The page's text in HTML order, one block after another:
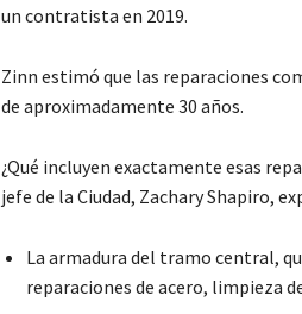
un contratista en 2019.
Zinn estimó que las reparaciones
de aproximadamente 30 años.
¿Qué incluyen exactamente esas
jefe de la Ciudad, Zachary Shapiro,
La armadura del tramo central,
reparaciones de acero, limpieza